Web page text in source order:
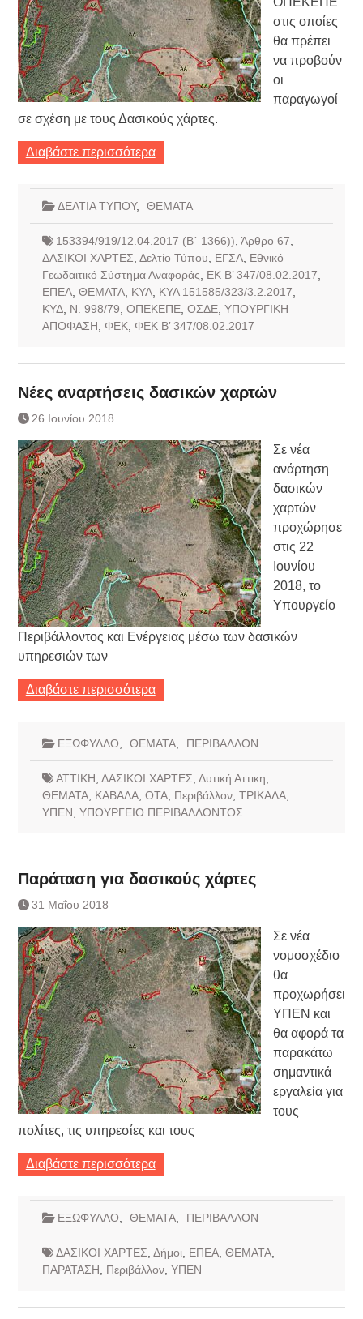
στις οποίες
θα πρέπει
να προβούν
οι
παραγωγοί
σε σχέση με τους Δασικούς χάρτες.
Διαβάστε περισσότερα
ΔΕΛΤΙΑ ΤΥΠΟΥ, ΘΕΜΑΤΑ
153394/919/12.04.2017 (Β΄ 1366)) Άρθρο 67
ΔΑΣΙΚΟΙ ΧΑΡΤΕΣ Δελτίο Τύπου ΕΓΣΑ, Εθνικό
Γεωδαιτικό Σύστημα Αναφοράς
ΕΚ Β’ 347/08.02.2017
ΕΠΕΑ, ΘΕΜΑΤΑ, ΚΥΑ, ΚΥΑ 151585/323/3.2.2017
ΚΥΔ, Ν. 998/79 ΟΠΕΚΕΠΕ, ΟΣΔΕ, ΥΠΟΥΡΓΙΚΗ
ΑΠΟΦΑΣΗ
ΦΕΚ, ΦΕΚ Β’ 347/08.02.2017
Νέες αναρτήσεις δασικών χαρτών
26 Ιουνίου 2018
Σε νέα
ανάρτηση
δασικών
χαρτών
προχώρησε
στις 22
Ιουνίου
2018, το
Υπουργείο
Περιβάλλοντος και Ενέργειας μέσω των δασικών
υπηρεσιών των
Διαβάστε περισσότερα
ΕΞΩΦΥΛΛΟ ΘΕΜΑΤΑ, ΠΕΡΙΒΑΛΛΟΝ
ΑΤΤΙΚΗ ΔΑΣΙΚΟΙ ΧΑΡΤΕΣ Δυτική Αττικη
ΘΕΜΑΤΑ, ΚΑΒΑΛΑ, ΟΤΑ, Περιβάλλον, ΤΡΙΚΑΛΑ,
ΥΠΕΝ ΥΠΟΥΡΓΕΙΟ ΠΕΡΙΒΑΛΛΟΝΤΟΣ
Παράταση για δασικούς χάρτες
31 Μαΐου 2018
Σε νέα
νομοσχέδιο
θα
προχωρήσει
ΥΠΕΝ και
θα αφορά τα
παρακάτω
σημαντικά
εργαλεία για
τους
πολίτες, τις υπηρεσίες και τους
Διαβάστε περισσότερα
ΕΞΩΦΥΛΛΟ ΘΕΜΑΤΑ, ΠΕΡΙΒΑΛΛΟΝ
ΔΑΣΙΚΟΙ ΧΑΡΤΕΣ Δήμοι, ΕΠΕΑ, ΘΕΜΑΤΑ,
ΠΑΡΑΤΑΣΗ
Περιβάλλον, ΥΠΕΝ